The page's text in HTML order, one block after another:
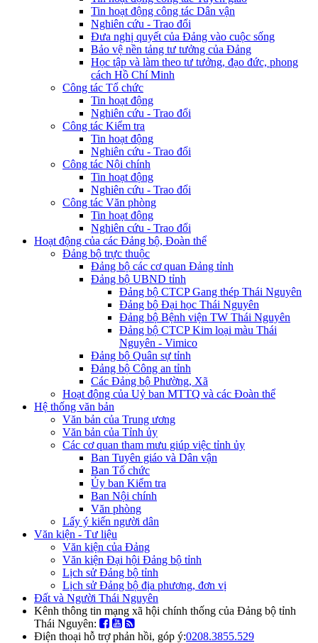
Tin hoạt động công tác Dân vận
Nghiên cứu - Trao đổi
Đưa nghị quyết của Đảng vào cuộc sống
Bảo vệ nền tảng tư tưởng của Đảng
Học tập và làm theo tư tưởng, đạo đức, phong
cách Hồ Chí Minh
Công tác Tổ chức
Tin hoạt động
Nghiên cứu - Trao đổi
Công tác Kiểm tra
Tin hoạt động
Nghiên cứu - Trao đổi
Công tác Nội chính
Tin hoạt động
Nghiên cứu - Trao đổi
Công tác Văn phòng
Tin hoạt động
Nghiên cứu - Trao đổi
Hoạt động của các Đảng bộ, Đoàn thể
Đảng bộ trực thuộc
Đảng bộ các cơ quan Đảng tỉnh
Đảng bộ UBND tỉnh
Đảng bộ CTCP Gang thép Thái Nguyên
Đảng bộ Đại học Thái Nguyên
Đảng bộ Bệnh viện TW Thái Nguyên
Đảng bộ CTCP Kim loại màu Thái
Nguyên - Vimico
Đảng bộ Quân sự tỉnh
Đảng bộ Công an tỉnh
Các Đảng bộ Phường, Xã
Hoạt động của Uỷ ban MTTQ và các Đoàn thể
Hệ thống văn bản
Văn bản của Trung ương
Văn bản của Tỉnh ủy
Các cơ quan tham mưu giúp việc tỉnh ủy
Ban Tuyên giáo và Dân vận
Ban Tổ chức
Ủy ban Kiểm tra
Ban Nội chính
Văn phòng
Lấy ý kiến người dân
Văn kiện - Tư liệu
Văn kiện của Đảng
Văn kiện Đại hội Đảng bộ tỉnh
Lịch sử Đảng bộ tỉnh
Lịch sử Đảng bộ địa phương, đơn vị
Đất và Người Thái Nguyên
Kênh thông tin mạng xã hội chính thống của Đảng bộ tỉnh
Thái Nguyên:
Điện thoại hỗ trợ phản hồi, góp ý:0208.3855.529